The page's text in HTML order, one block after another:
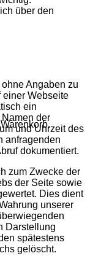
über den
Angaben zu
einer Webseite
ein
der
und Uhrzeit des
anfragenden
dokumentiert.
zum Zwecke der
der Seite sowie
Dies dient
unserer
Darstellung
spätestens
gelöscht.